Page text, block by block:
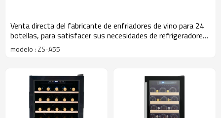
Venta directa del fabricante de enfriadores de vino para 24
botellas, para satisfacer sus necesidades de refrigeradores
para vino tinto
modelo : ZS-A55